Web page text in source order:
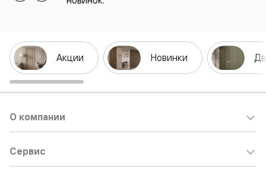
Акции Новинки
О компании
Сервис